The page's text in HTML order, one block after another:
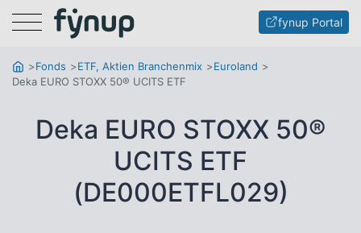
Menu fynup Portal
Fonds ETF, Aktien Branchenmix
Euroland
Deka EURO STOXX 50® UCITS ETF
Deka EURO STOXX 50®
UCITS ETF
(DE000ETFL029)